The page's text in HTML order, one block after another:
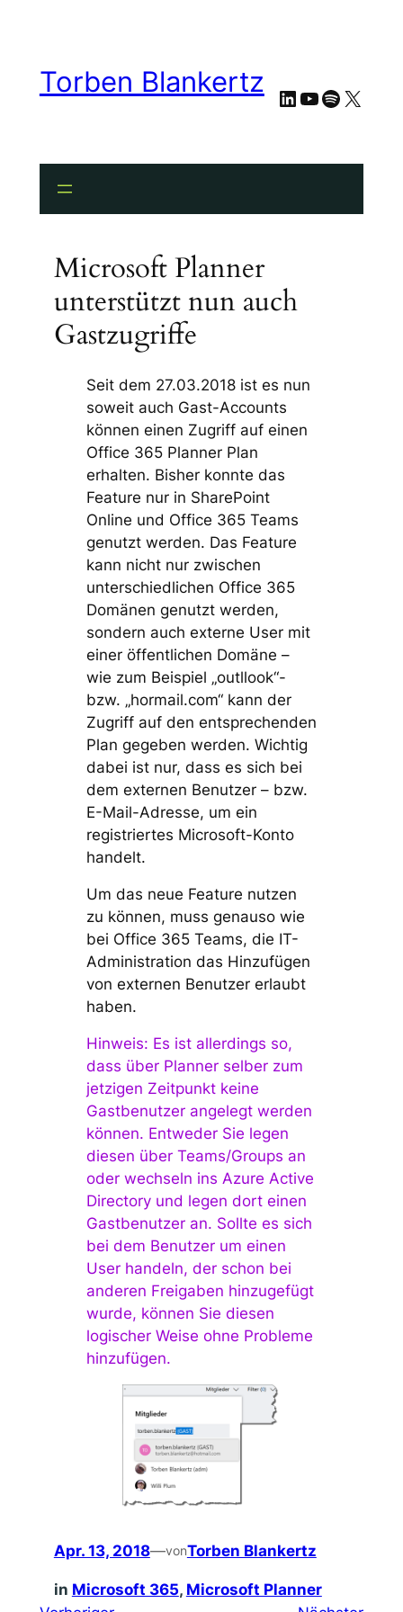
Torben Blankertz LinkedIn
YouTube
Spotify
X
Microsoft Planner
unterstützt nun auch
Gastzugriffe
Seit dem 27.03.2018 ist es nun
soweit auch Gast-Accounts
können einen Zugriff auf einen
Office 365 Planner Plan
erhalten. Bisher konnte das
Feature nur in SharePoint
Online und Office 365 Teams
genutzt werden. Das Feature
kann nicht nur zwischen
unterschiedlichen Office 365
Domänen genutzt werden,
sondern auch externe User mit
einer öffentlichen Domäne –
wie zum Beispiel „outllook“-
bzw. „hormail.com“ kann der
Zugriff auf den entsprechenden
Plan gegeben werden. Wichtig
dabei ist nur, dass es sich bei
dem externen Benutzer – bzw.
E-Mail-Adresse, um ein
registriertes Microsoft-Konto
handelt.
Um das neue Feature nutzen
zu können, muss genauso wie
bei Office 365 Teams, die IT-
Administration das Hinzufügen
von externen Benutzer erlaubt
haben.
Hinweis: Es ist allerdings so,
dass über Planner selber zum
jetzigen Zeitpunkt keine
Gastbenutzer angelegt werden
können. Entweder Sie legen
diesen über Teams/Groups an
oder wechseln ins Azure Active
Directory und legen dort einen
Gastbenutzer an. Sollte es sich
bei dem Benutzer um einen
User handeln, der schon bei
anderen Freigaben hinzugefügt
wurde, können Sie diesen
logischer Weise ohne Probleme
hinzufügen.
Apr. 13, 2018—vonTorben Blankertz
in Microsoft 365, Microsoft Planner